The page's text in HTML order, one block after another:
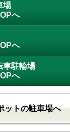
場
へ
へ
車駐輪場
へ
ットの駐車場へ